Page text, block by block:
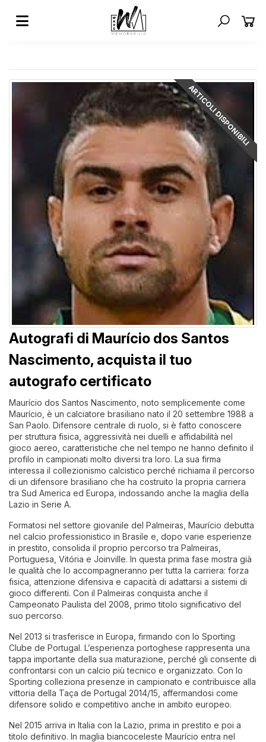
ARTICOLI DISPONIBILI
Autografi di Maurício dos Santos
Nascimento, acquista il tuo
autografo certificato
Maurício dos Santos Nascimento, noto semplicemente come
Maurício, è un calciatore brasiliano nato il 20 settembre 1988 a
San Paolo. Difensore centrale di ruolo, si è fatto conoscere
per struttura fisica, aggressività nei duelli e affidabilità nel
gioco aereo, caratteristiche che nel tempo ne hanno definito il
profilo in campionati molto diversi tra loro. La sua firma
interessa il collezionismo calcistico perché richiama il percorso
di un difensore brasiliano che ha costruito la propria carriera
tra Sud America ed Europa, indossando anche la maglia della
Lazio in Serie A.
Formatosi nel settore giovanile del Palmeiras, Maurício debutta
nel calcio professionistico in Brasile e, dopo varie esperienze
in prestito, consolida il proprio percorso tra Palmeiras,
Portuguesa, Vitória e Joinville. In questa prima fase mostra già
le qualità che lo accompagneranno per tutta la carriera: forza
fisica, attenzione difensiva e capacità di adattarsi a sistemi di
gioco differenti. Con il Palmeiras conquista anche il
Campeonato Paulista del 2008, primo titolo significativo del
suo percorso.
Nel 2013 si trasferisce in Europa, firmando con lo Sporting
Clube de Portugal. L’esperienza portoghese rappresenta una
tappa importante della sua maturazione, perché gli consente di
confrontarsi con un calcio più tecnico e organizzato. Con lo
Sporting colleziona presenze in campionato e contribuisce alla
vittoria della Taça de Portugal 2014/15, affermandosi come
difensore solido e competitivo anche in ambito europeo.
Nel 2015 arriva in Italia con la Lazio, prima in prestito e poi a
titolo definitivo. In maglia biancoceleste Maurício entra nel